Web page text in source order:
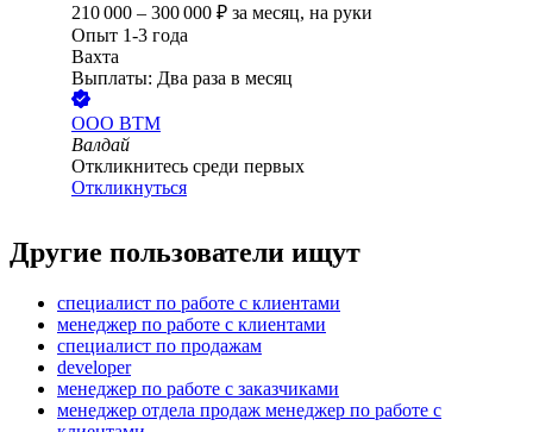
210 000 – 300 000 ₽ за месяц, на руки
Опыт 1-3 года
Вахта
Выплаты: Два раза в месяц
ООО ВТМ
Валдай
Откликнитесь среди первых
Откликнуться
Другие пользователи ищут
специалист по работе с клиентами
менеджер по работе с клиентами
специалист по продажам
developer
менеджер по работе с заказчиками
менеджер отдела продаж менеджер по работе с